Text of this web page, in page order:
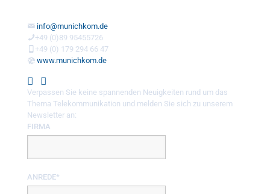
info@munichkom.de
+49 (0)89 95455726
+49 (0) 179 294 66 47
www.munichkom.de
Verpassen Sie keine spannenden Neuigkeiten rund um das
Thema Telekommunikation und melden Sie sich zu unserem
Newsletter an:
FIRMA
ANREDE*